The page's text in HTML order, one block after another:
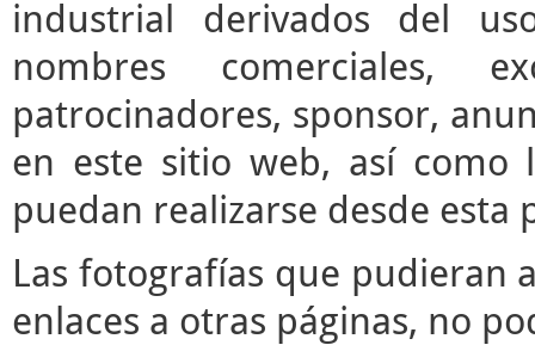
industrial derivados del
nombres comerciales,
patrocinadores, sponsor,
en este sitio web, así como
puedan realizarse desde esta
Las fotografías que pudieran
enlaces a otras páginas, no